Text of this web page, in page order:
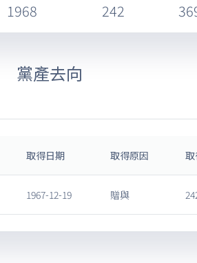
1968 242
黨產去向
取得日期 取得原因
1967-12-19 贈與